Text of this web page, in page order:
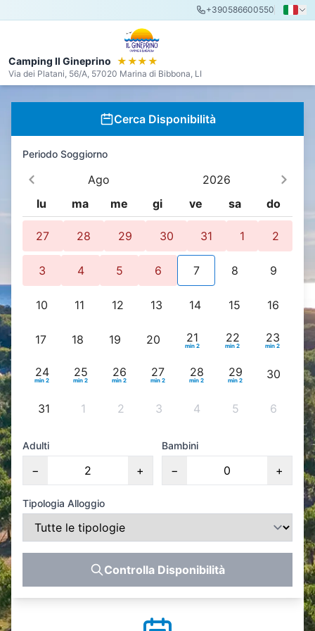
+390586600550
Camping Il Gineprino ★★★★
Via dei Platani, 56/A, 57020 Marina di Bibbona, LI
Cerca Disponibilità
Periodo Soggiorno
Ago
2026
lu
ma me gi ve sa do
27 28 29 30 31 1 2
3 4 5 6 7 8 9
10 11 12 13 14 15 16
17 18 19 20 21
min 2
22
min 2
23
min 2
24
min 2
25
min 2
26
min 2
27
min 2
28
min 2
29
min 2 30
31 1 2 3 4 5 6
Adulti
− +
Bambini
− +
Tipologia Alloggio
Controlla Disponibilità